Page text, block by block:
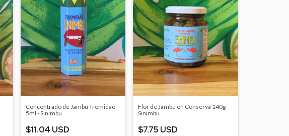
Concentrado de Jambu Tremidão
5ml - Sinimbu
$11.04 USD
Flor de Jambu en Conserva 140g -
Sinimbu
$7.75 USD